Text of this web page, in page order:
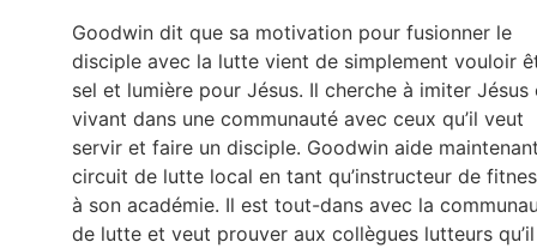
Goodwin dit que sa motivation pour fusionner le
disciple avec la lutte vient de simplement vouloir
sel et lumière pour Jésus. Il cherche à imiter Jésus
vivant dans une communauté avec ceux qu’il veut
servir et faire un disciple. Goodwin aide
circuit de lutte local en tant qu’instructeur de
à son académie. Il est tout-dans avec la
de lutte et veut prouver aux collègues lutteurs qu’il